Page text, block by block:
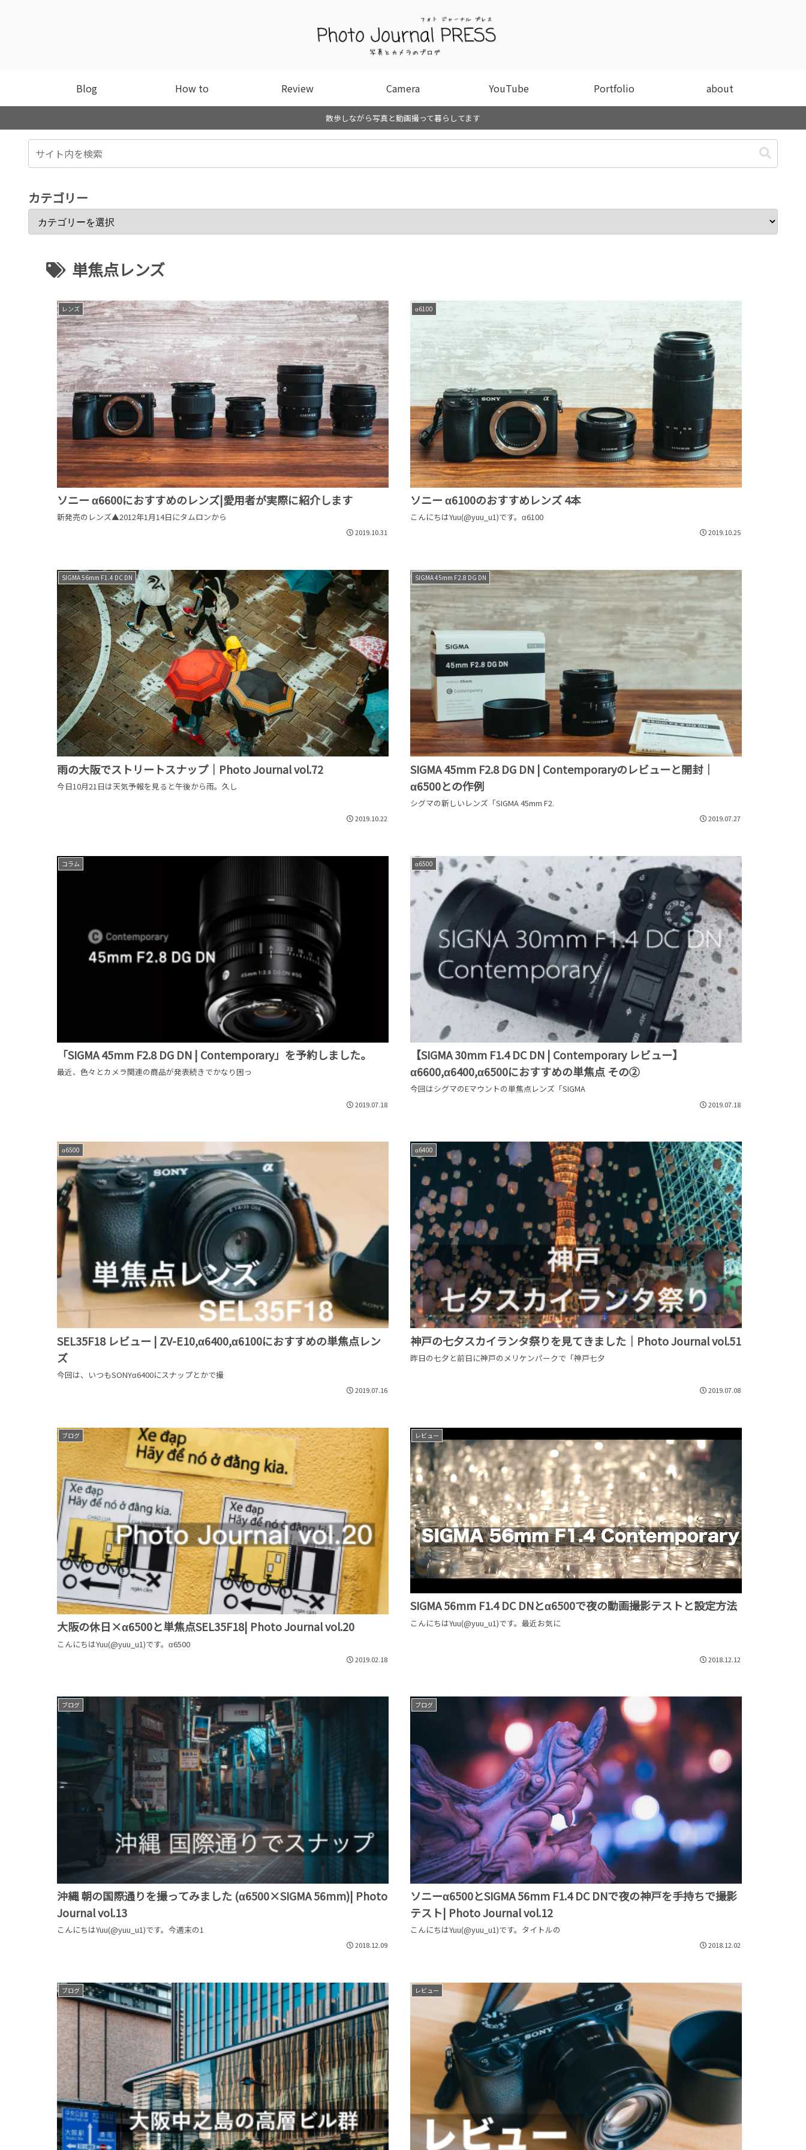
Blog How to Review Camera YouTube Portfolio about
散歩しながら写真と動画撮って暮らしてます
カテゴリー
単焦点レンズ
レンズ
ソニー α6600におすすめのレンズ|愛用者が実際に紹介します
新発売のレンズ▲2012年1月14日にタムロンから
2019.10.31
α6100
ソニー α6100のおすすめレンズ 4本
こんにちはYuu(@yuu_u1)です。α6100
2019.10.25
SIGMA 56mm F1.4 DC DN
雨の大阪でストリートスナップ｜Photo Journal vol.72
今日10月21日は天気予報を見ると午後から雨。久し
2019.10.22
SIGMA 45mm F2.8 DG DN
SIGMA 45mm F2.8 DG DN | Contemporaryのレビューと開封｜
α6500との作例
シグマの新しいレンズ「SIGMA 45mm F2.
2019.07.27
コラム
「SIGMA 45mm F2.8 DG DN | Contemporary」を予約しました。
最近、色々とカメラ関連の商品が発表続きでかなり困っ
2019.07.18
α6500
【SIGMA 30mm F1.4 DC DN | Contemporary レビュー】
α6600,α6400,α6500におすすめの単焦点 その②
今回はシグマのEマウントの単焦点レンズ「SIGMA
2019.07.18
α6500
SEL35F18 レビュー | ZV-E10,α6400,α6100におすすめの単焦点レン
ズ
今回は、いつもSONYα6400にスナップとかで撮
2019.07.16
α6400
神戸の七夕スカイランタ祭りを見てきました｜Photo Journal vol.51
昨日の七夕と前日に神戸のメリケンパークで「神戸七夕
2019.07.08
ブログ
大阪の休日×α6500と単焦点SEL35F18| Photo Journal vol.20
こんにちはYuu(@yuu_u1)です。α6500
2019.02.18
レビュー
SIGMA 56mm F1.4 DC DNとα6500で夜の動画撮影テストと設定方法
こんにちはYuu(@yuu_u1)です。最近お気に
2018.12.12
ブログ
沖縄 朝の国際通りを撮ってみました (α6500×SIGMA 56mm)| Photo
Journal vol.13
こんにちはYuu(@yuu_u1)です。今週末の1
2018.12.09
ブログ
ソニーα6500とSIGMA 56mm F1.4 DC DNで夜の神戸を手持ちで撮影
テスト| Photo Journal vol.12
こんにちはYuu(@yuu_u1)です。タイトルの
2018.12.02
ブログ レビュー